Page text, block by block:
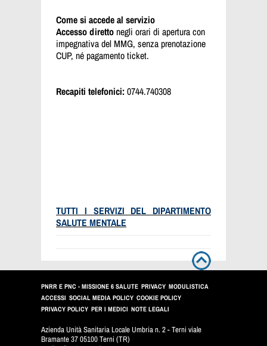
Come si accede al servizio
Accesso diretto negli orari di apertura con
impegnativa del MMG, senza prenotazione
CUP, né pagamento ticket.
Recapiti telefonici:0744.740308
TUTTI I SERVIZI DEL DIPARTIMENTO
SALUTE MENTALE
PNRR E PNC - MISSIONE 6 SALUTE PRIVACY MODULISTICA
ACCESSI SOCIAL MEDIA POLICY COOKIE POLICY
PRIVACY POLICY PER I MEDICI NOTE LEGALI
Azienda Unità Sanitaria Locale Umbria n. 2 - Terni viale
Bramante 37 05100 Terni (TR)